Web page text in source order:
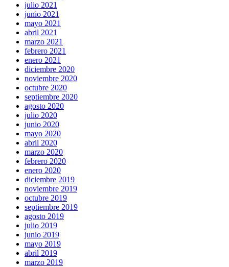
julio 2021
junio 2021
mayo 2021
abril 2021
marzo 2021
febrero 2021
enero 2021
diciembre 2020
noviembre 2020
octubre 2020
septiembre 2020
agosto 2020
julio 2020
junio 2020
mayo 2020
abril 2020
marzo 2020
febrero 2020
enero 2020
diciembre 2019
noviembre 2019
octubre 2019
septiembre 2019
agosto 2019
julio 2019
junio 2019
mayo 2019
abril 2019
marzo 2019